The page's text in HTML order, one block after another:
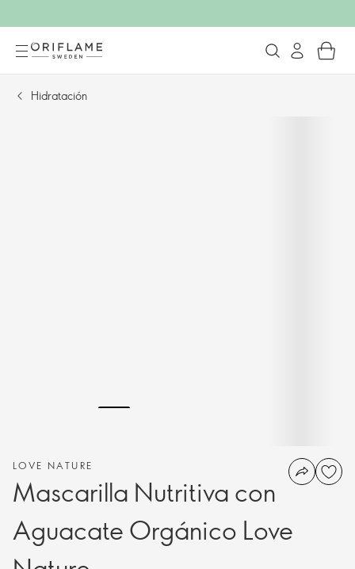
Hidratación
LOVE NATURE
Mascarilla Nutritiva con
Aguacate Orgánico Love